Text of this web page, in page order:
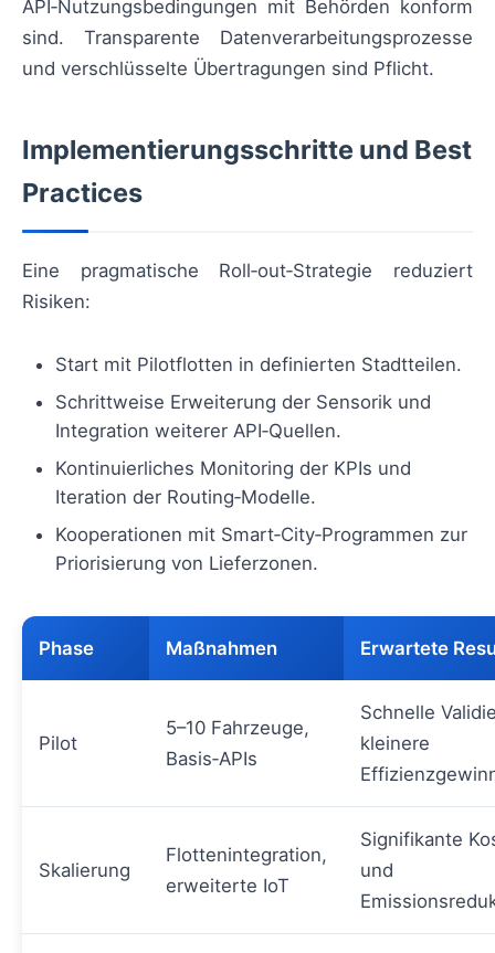
API‑Nutzungsbedingungen mit Behörden konform
sind. Transparente Datenverarbeitungsprozesse
und verschlüsselte Übertragungen sind Pflicht.
Implementierungsschritte und Best
Practices
Eine pragmatische Roll‑out‑Strategie reduziert
Risiken:
Start mit Pilotflotten in definierten Stadtteilen.
Schrittweise Erweiterung der Sensorik und
Integration weiterer API‑Quellen.
Kontinuierliches Monitoring der KPIs und
Iteration der Routing‑Modelle.
Kooperationen mit Smart‑City‑Programmen zur
Priorisierung von Lieferzonen.
Phase Maßnahmen Erwartete
Pilot
5–10 Fahrzeuge,
Basis‑APIs
Schnelle
kleinere
Skalierung
Flottenintegration,
erweiterte IoT
Signifikante
und